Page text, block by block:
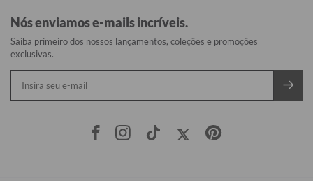
Nós enviamos e-mails incríveis.
Saiba primeiro dos nossos lançamentos, coleções e promoções
exclusivas.